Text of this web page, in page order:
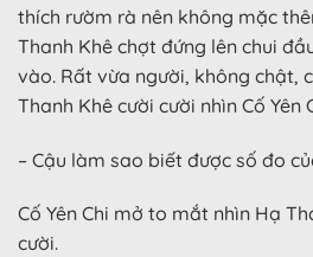
thích rườm rà nên không mặc
Thanh Khê chợt đứng lên chui
vào. Rất vừa người, không chật,
Thanh Khê cười cười nhìn Cố Yên
– Cậu làm sao biết được số đo
Cố Yên Chi mở to mắt nhìn Hạ
cười.